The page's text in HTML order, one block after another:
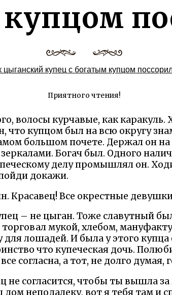
цыганский купец с богатым купцом
Приятного чтения!
волосы курчавые, как
что купцом был на всю округу
большом почете. Держал он
Богач был. Одного
делу промышлял он.
докажи.
Красавец! Все окрестные
– не цыган. Тоже славутный
мукой, хлебом,
лошадей. И была у этого
что купеческая дочь.
согласна, а тот, не долго думая,
не согласится, чтобы ты вышла
неподалеку, вот я тебя там и